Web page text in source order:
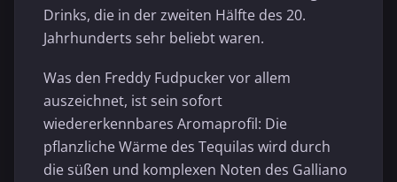
Drinks, die in der zweiten Hälfte des 20.
Jahrhunderts sehr beliebt waren.
Was den Freddy Fudpucker vor allem
auszeichnet, ist sein sofort
wiedererkennbares Aromaprofil: Die
pflanzliche Wärme des Tequilas wird durch
die süßen und komplexen Noten des Galliano